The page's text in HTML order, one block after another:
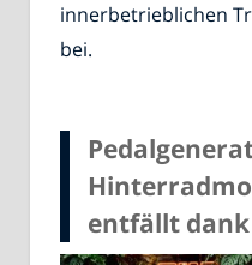
innerbetrieblichen
bei.
entfällt dank